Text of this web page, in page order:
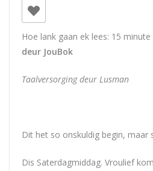
Hoe lank gaan ek lees: 15 minute
deur JouBok
Taalversorging deur Lusman
Dit het so onskuldig begin, maar
Dis Saterdagmiddag. Vroulief